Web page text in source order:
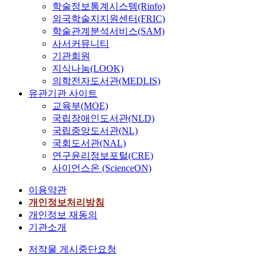
학술정보통계시스템(Rinfo)
외국학술지지원센터(FRIC)
학술관계분석서비스(SAM)
사서커뮤니티
기관회원
지식나눔(LOOK)
의학전자도서관(MEDLIS)
유관기관 사이트
교육부(MOE)
국립장애인도서관(NLD)
국립중앙도서관(NL)
국회도서관(NAL)
연구윤리정보포털(CRE)
사이언스온 (ScienceON)
이용약관
개인정보처리방침
개인정보 재동의
기관소개
저작물 게시중단요청